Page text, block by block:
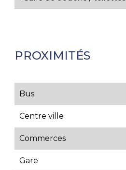
PROXIMITÉS
Bus
Centre ville
Commerces
Gare